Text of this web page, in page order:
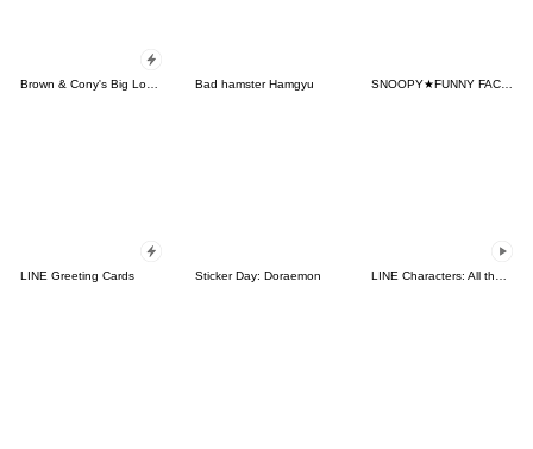
Bad hamster Hamgyu SNOOPY★FUNNY FACES
LINE Greeting Cards Sticker Day: Doraemon